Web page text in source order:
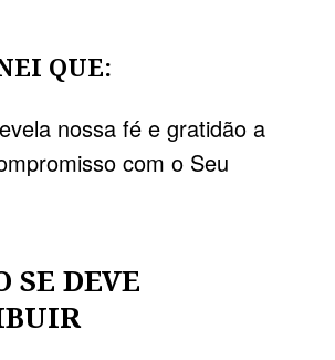
QUE:
nossa fé e gratidão a
com o Seu
SE DEVE